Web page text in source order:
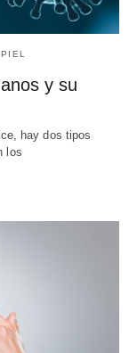
y su
hay dos tipos
los